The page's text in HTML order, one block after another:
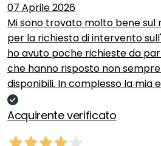
07 Aprile 2026
Mi sono trovato molto bene sul
per la richiesta di intervento
ho avuto poche richieste da
che hanno risposto non
disponibili. In complesso la mia
Acquirente verificato